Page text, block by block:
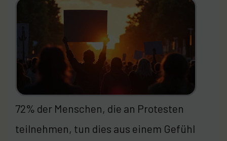
72% der Menschen, die an Protesten
teilnehmen, tun dies aus einem Gefühl